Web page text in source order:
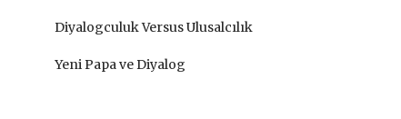
Diyalogculuk Versus Ulusalcılık
Yeni Papa ve Diyalog